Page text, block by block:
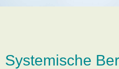
Systemische